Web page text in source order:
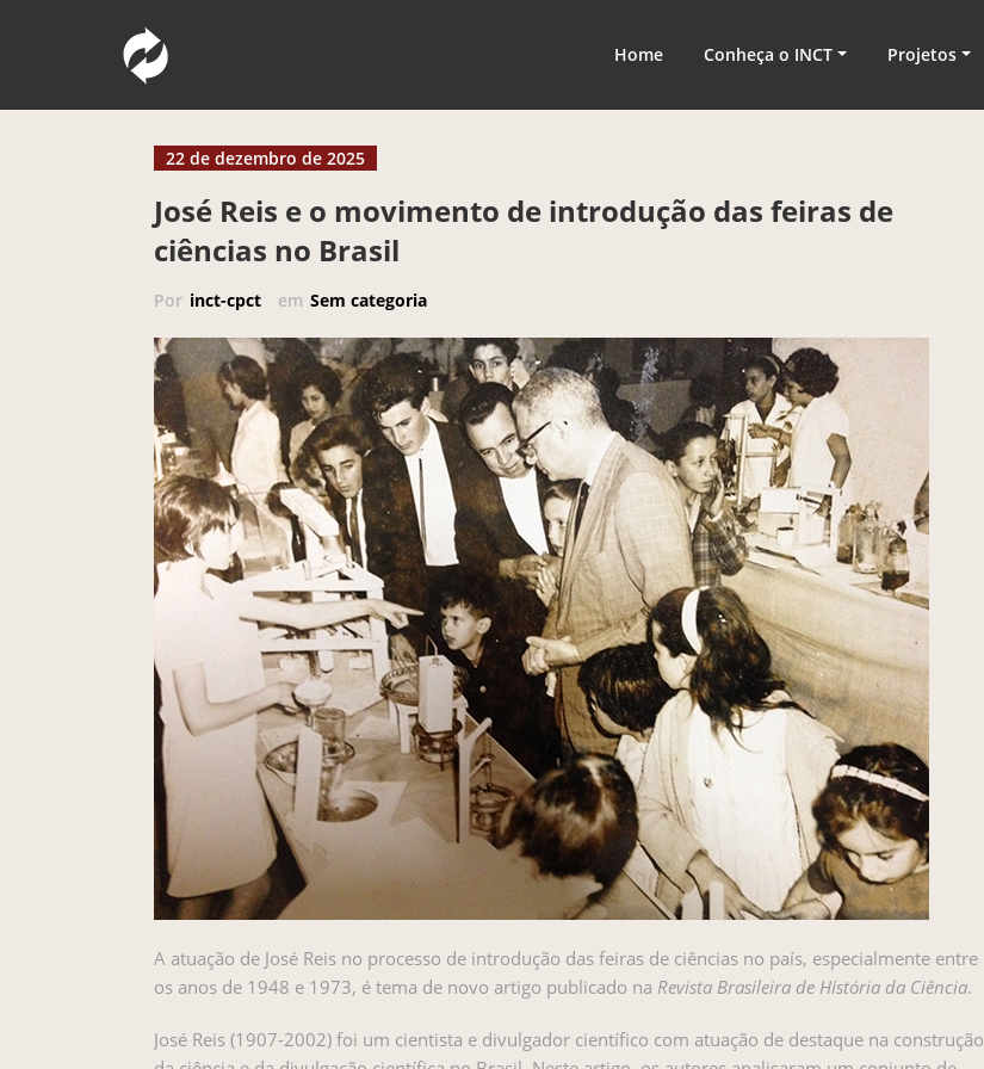
Home Conheça o INCT Projetos
22 de dezembro de 2025
José Reis e o movimento de introdução das feiras de
ciências no Brasil
Por inct-cpct em Sem categoria
A atuação de José Reis no processo de introdução das feiras de ciências no país, especialmente entre
os anos de 1948 e 1973, é tema de novo artigo publicado na Revista Brasileira de História da Ciência.
José Reis (1907-2002) foi um cientista e divulgador científico com atuação de destaque na construção